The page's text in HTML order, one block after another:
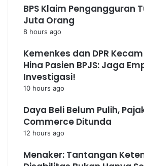
BPS Klaim Pengangguran
Juta Orang
8 hours ago
Kemenkes dan DPR
Hina Pasien BPJS: Jaga
Investigasi!
10 hours ago
Daya Beli Belum Pulih,
Commerce Ditunda
12 hours ago
Menaker: Tantangan